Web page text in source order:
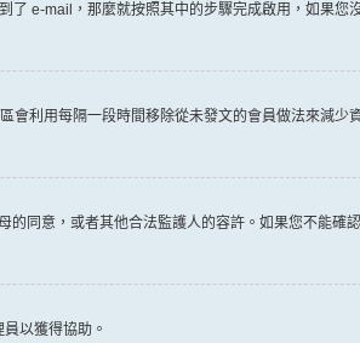
e-mail，那麼就按照其中的步驟完成啟用，如果您
利用每隔一段時間移除從未發文的會員做法來減少
同意，或者其他合法監護人的容許。如果您不能確
以獲得協助。